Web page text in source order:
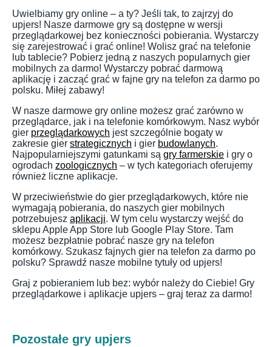
Uwielbiamy gry online – a ty? Jeśli tak, to zajrzyj do
upjers! Nasze darmowe gry są dostępne w wersji
przeglądarkowej bez konieczności pobierania. Wystarczy
się zarejestrować i grać online! Wolisz grać na telefonie
lub tablecie? Pobierz jedną z naszych popularnych gier
mobilnych za darmo! Wystarczy pobrać darmową
aplikację i zacząć grać w fajne gry na telefon za darmo po
polsku. Miłej zabawy!
W nasze darmowe gry online możesz grać zarówno w
przeglądarce, jak i na telefonie komórkowym. Nasz wybór
gier przeglądarkowych jest szczególnie bogaty w
zakresie gier strategicznych i gier budowlanych.
Najpopularniejszymi gatunkami są gry farmerskie i gry o
ogrodach zoologicznych – w tych kategoriach oferujemy
również liczne aplikacje.
W przeciwieństwie do gier przeglądarkowych, które nie
wymagają pobierania, do naszych gier mobilnych
potrzebujesz aplikacji. W tym celu wystarczy wejść do
sklepu Apple App Store lub Google Play Store. Tam
możesz bezpłatnie pobrać nasze gry na telefon
komórkowy. Szukasz fajnych gier na telefon za darmo po
polsku? Sprawdź nasze mobilne tytuły od upjers!
Graj z pobieraniem lub bez: wybór należy do Ciebie! Gry
przeglądarkowe i aplikacje upjers – graj teraz za darmo!
Pozostałe gry upjers